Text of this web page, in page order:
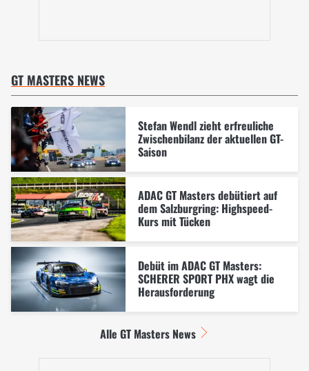
GT MASTERS NEWS
Stefan Wendl zieht erfreuliche
Zwischenbilanz der aktuellen GT-
Saison
ADAC GT Masters debütiert auf
dem Salzburgring: Highspeed-
Kurs mit Tücken
Debüt im ADAC GT Masters:
SCHERER SPORT PHX wagt die
Herausforderung
Alle GT Masters News